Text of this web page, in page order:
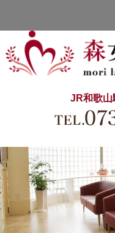
JR和歌山